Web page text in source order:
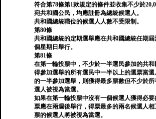
符合第78條第1款規定的條件並收集不少於
宛共和國公民，均應註冊為總統候選人。
共和國總統職位的候選人人數不受限制。
第80條
共和國總統的定期選舉應在共和國總統任期
個星期日舉行。
第81條
在第一輪投票中，不少於一半選民參加的共
得參加選舉的所有選民中一半以上的選票當
的一半參加選舉，則獲得最多票數但不少於
選人被視為當選。
如果在第一輪投票中沒有一個候選人獲得必
票應在兩週後舉行，得票最多的兩名候選人
票的候選人將被視為當選。